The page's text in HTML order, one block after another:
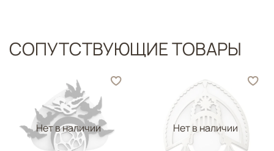
СОПУТСТВУЮЩИЕ ТОВАРЫ
Нет в наличии Нет в наличии